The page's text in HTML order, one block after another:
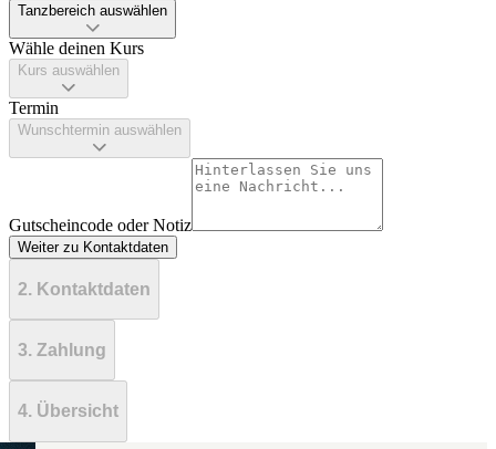
Tanzbereich auswählen
Wähle deinen Kurs
Kurs auswählen
Termin
Wunschtermin auswählen
Gutscheincode oder Notiz
Weiter zu Kontaktdaten
2. Kontaktdaten
3. Zahlung
4. Übersicht